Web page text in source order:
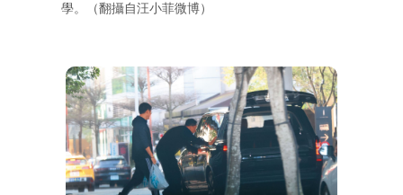
學。（翻攝自汪小菲微博）